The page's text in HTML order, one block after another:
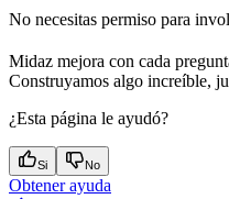
No necesitas permiso para
Midaz mejora con cada
Construyamos algo increíble,
¿Esta página le ayudó?
Si No
Obtener ayuda